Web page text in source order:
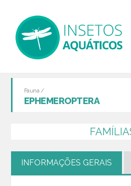
Fauna /
EPHEMEROPTERA
INFORMAÇÕES GERAIS